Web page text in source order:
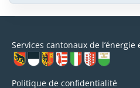
Services cantonaux de
Politique de confidentialité